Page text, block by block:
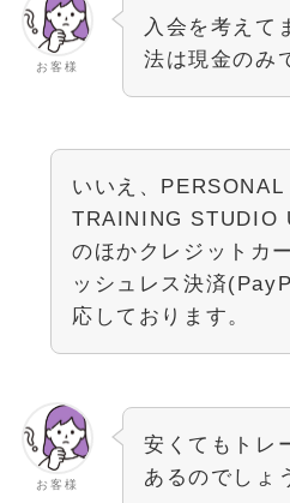
お客様
入会を考えて
法は現金のみ
いいえ、PERSONAL
TRAINING STUDIO
のほかクレジットカ
ッシュレス決済
応しております。
お客様
安くてもトレ
あるのでしょ